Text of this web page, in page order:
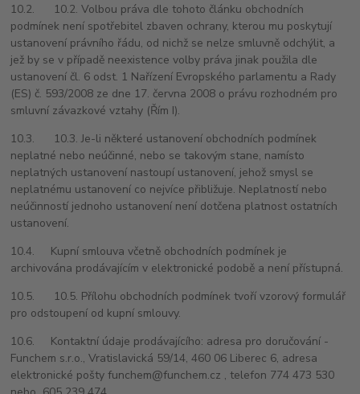
10.2. 10.2. Volbou práva dle tohoto článku obchodních
podmínek není spotřebitel zbaven ochrany, kterou mu poskytují
ustanovení právního řádu, od nichž se nelze smluvně odchýlit, a
jež by se v případě neexistence volby práva jinak použila dle
ustanovení čl. 6 odst. 1 Nařízení Evropského parlamentu a Rady
(ES) č. 593/2008 ze dne 17. června 2008 o právu rozhodném pro
smluvní závazkové vztahy (Řím I).
10.3. 10.3. Je-li některé ustanovení obchodních podmínek
neplatné nebo neúčinné, nebo se takovým stane, namísto
neplatných ustanovení nastoupí ustanovení, jehož smysl se
neplatnému ustanovení co nejvíce přibližuje. Neplatností nebo
neúčinností jednoho ustanovení není dotčena platnost ostatních
ustanovení.
10.4. Kupní smlouva včetně obchodních podmínek je
archivována prodávajícím v elektronické podobě a není přístupná.
10.5. 10.5. Přílohu obchodních podmínek tvoří vzorový formulář
pro odstoupení od kupní smlouvy.
10.6. Kontaktní údaje prodávajícího: adresa pro doručování -
Funchem s.r.o., Vratislavická 59/14, 460 06 Liberec 6, adresa
elektronické pošty funchem@funchem.cz , telefon 774 473 530